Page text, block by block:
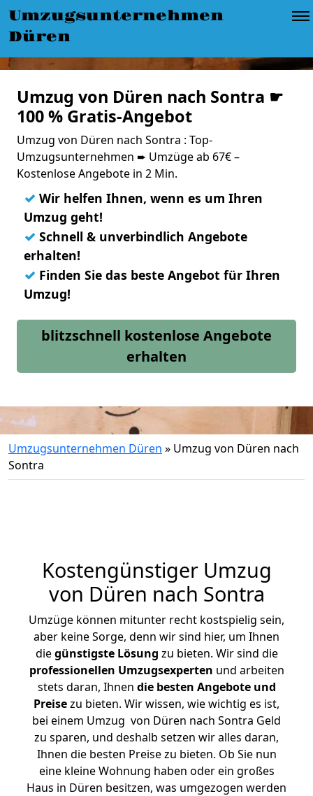
Umzugsunternehmen
Düren
Umzug von Düren nach Sontra ☛
100 % Gratis-Angebot
Umzug von Düren nach Sontra : Top-
Umzugsunternehmen ➨ Umzüge ab 67€ –
Kostenlose Angebote in 2 Min.
✓ Wir helfen Ihnen, wenn es um Ihren
Umzug geht!
✓ Schnell & unverbindlich Angebote
erhalten!
✓ Finden Sie das beste Angebot für Ihren
Umzug!
blitzschnell kostenlose Angebote
erhalten
Umzugsunternehmen Düren » Umzug von Düren nach
Sontra
Kostengünstiger Umzug
von Düren nach Sontra
Umzüge können mitunter recht kostspielig sein,
aber keine Sorge, denn wir sind hier, um Ihnen
diegünstigste Lösung zu bieten. Wir sind die
professionellen Umzugsexperten und arbeiten
stets daran, Ihnen die besten Angebote und
Preisezu bieten. Wir wissen, wie wichtig es ist,
bei einem Umzug von Düren nach Sontra Geld
zu sparen, und deshalb setzen wir alles daran,
Ihnen die besten Preise zu bieten. Ob Sie nun
eine kleine Wohnung haben oder ein großes
Haus in Düren besitzen, was umgezogen werden